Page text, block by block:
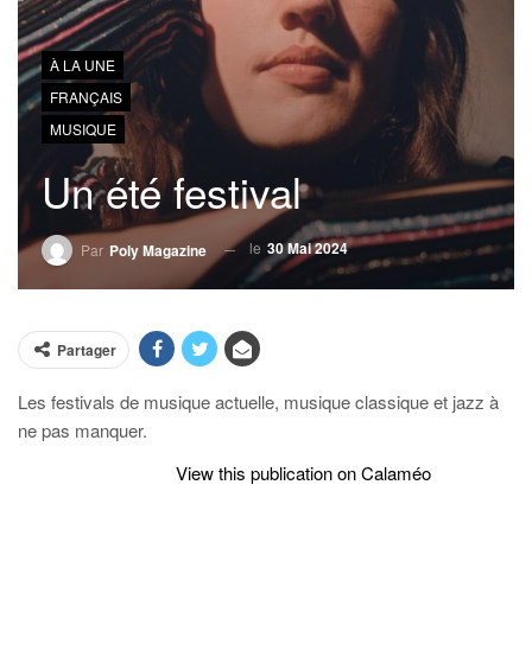
À LA UNE
FRANÇAIS
MUSIQUE
Un été festival
Par Poly Magazine le 30 Mai 2024
Partager
Les festivals de musique actuelle, musique classique et jazz à
ne pas manquer.
View this publication on Calaméo